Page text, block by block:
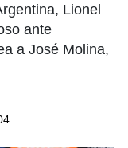
Lionel
ante
a José Molina,